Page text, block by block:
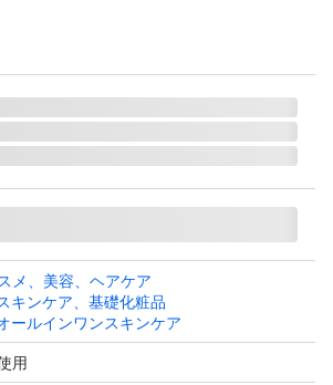
イ コラリッチ
メ、美容、ヘアケア
キンケア、基礎化粧品
ールインワンスキンケア
用